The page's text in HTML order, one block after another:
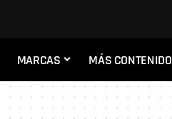
MARCAS MÁS CONTENIDO